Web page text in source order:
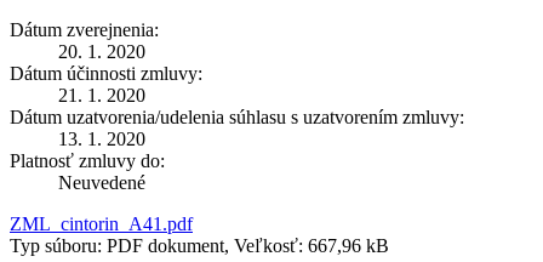
Dátum zverejnenia:
20. 1. 2020
Dátum účinnosti zmluvy:
21. 1. 2020
Dátum uzatvorenia/udelenia súhlasu s uzatvorením zmluvy:
13. 1. 2020
Platnosť zmluvy do:
Neuvedené
ZML_cintorin_A41.pdf
Typ súboru: PDF dokument, Veľkosť: 667,96 kB